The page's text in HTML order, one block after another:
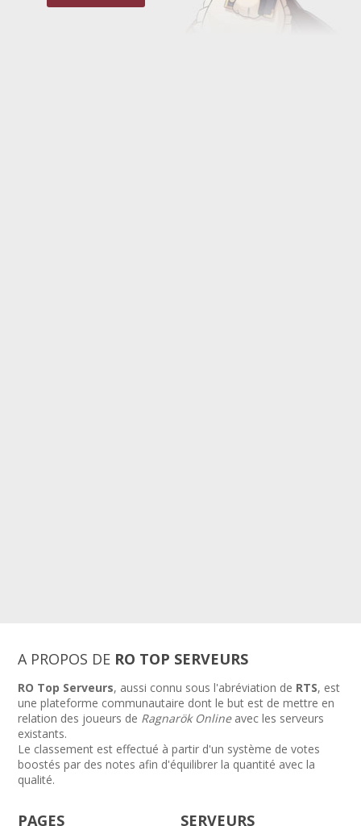
A PROPOS DE RO TOP SERVEURS
RO Top Serveurs, aussi connu sous l'abréviation de RTS, est
une plateforme communautaire dont le but est de mettre en
relation des joueurs de Ragnarök Onlineavec les serveurs
existants.
Le classement est effectué à partir d'un système de votes
boostés par des notes afin d'équilibrer la quantité avec la
qualité.
PAGES SERVEURS